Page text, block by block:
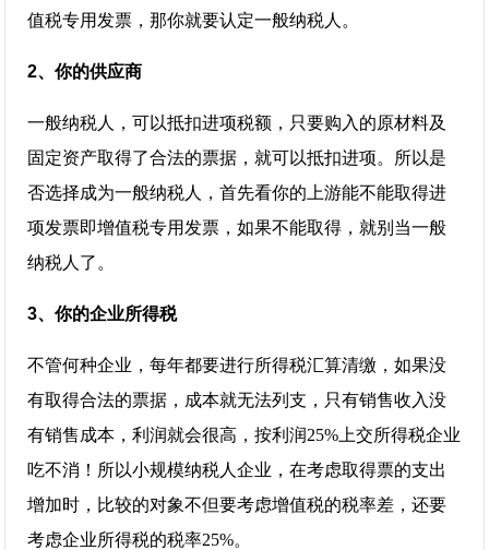
值税专用发票，那你就要认定一般纳税人。
2、你的供应商
一般纳税人，可以抵扣进项税额，只要购入的原材料及
固定资产取得了合法的票据，就可以抵扣进项。所以是
否选择成为一般纳税人，首先看你的上游能不能取得进
项发票即增值税专用发票，如果不能取得，就别当一般
纳税人了。
3、你的企业所得税
不管何种企业，每年都要进行所得税汇算清缴，如果没
有取得合法的票据，成本就无法列支，只有销售收入没
有销售成本，利润就会很高，按利润25%上交所得税企业
吃不消！所以小规模纳税人企业，在考虑取得票的支出
增加时，比较的对象不但要考虑增值税的税率差，还要
考虑企业所得税的税率25%。